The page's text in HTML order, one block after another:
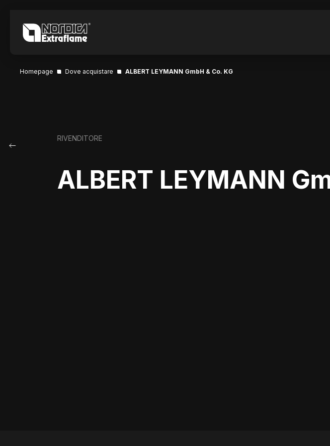
Homepage Dove acquistare ALBERT LEYMANN GmbH & Co. KG
RIVENDITORE
ALBERT LEYMANN